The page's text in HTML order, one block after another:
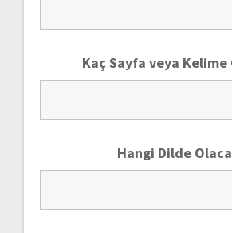
Kaç Sayfa veya Kelime
Hangi Dilde